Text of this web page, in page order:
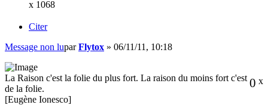
x 1068
Citer
Message non luparFlytox » 06/11/11, 10:18
0 x
La Raison c'est la folie du plus fort. La raison du moins fort c'est
de la folie.
[Eugène Ionesco]